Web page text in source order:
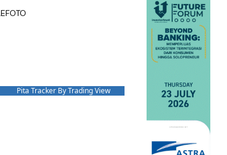
FOTO
Pita Tracker By Trading View